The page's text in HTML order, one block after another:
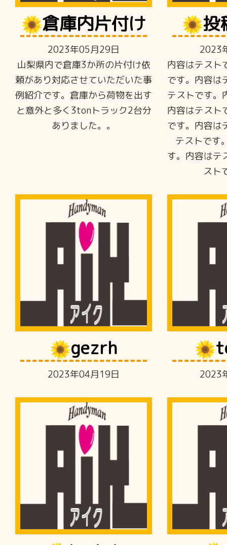
倉庫内片付け
2023年05月29日
山梨県内で倉庫3か所の片付け依
頼があり対応させていただいた事
例紹介です。倉庫から荷物を出す
と意外と多く3tonトラック2台分
ありました。。
投
2023
内容はテスト
です。内容は
テストです。
内容はテスト
です。内容は
テストです
す。内容はテ
スト
gezrh
2023年04月19日 2023